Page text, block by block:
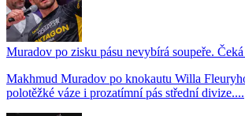
Muradov po zisku pásu nevybírá soupeře.
Makhmud Muradov po knokautu Willa
polotěžké váze i prozatímní pás střední divize....